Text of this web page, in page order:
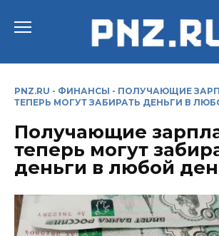
PNZ.RU - ФИНАНСЫ - ПОЛУЧАЮЩИЕ
ТЕПЕРЬ МОГУТ ЗАБИРАТЬ ДЕНЬГИ В
Получающие
теперь могут
деньги в любой